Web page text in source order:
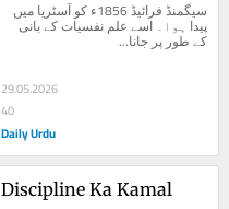
پیدا ہوا۔ اسے علم نفسیات کے بانی
کے طور پر جانا...
29.05.2026
40
Daily Urdu
Discipline Ka Kamal